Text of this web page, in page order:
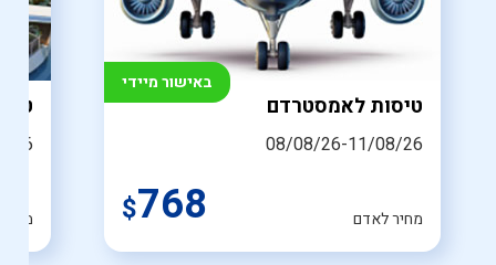
טיסות לאמסטרדם
08/08/26-11/08/26
$768
באישור מיידי
מחיר לאדם
26